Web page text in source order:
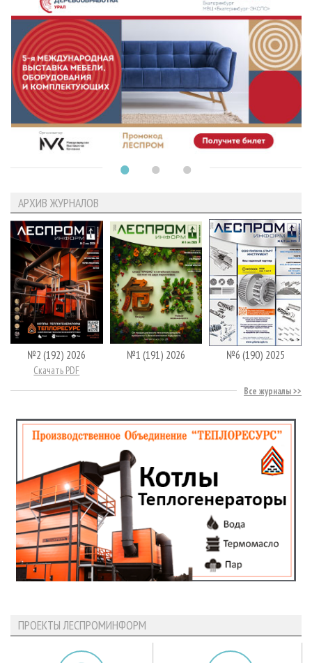
АРХИВ ЖУРНАЛОВ
№2 (192) 2026
Скачать PDF
№1 (191) 2026 №6 (190) 2025
Все журналы
ПРОЕКТЫ ЛЕСПРОМИНФОРМ